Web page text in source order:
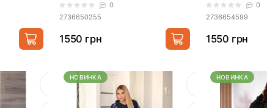
производителя...
0
2736650255
1550 грн
0
2736654599
1550 грн
НОВИНКА НОВИНКА